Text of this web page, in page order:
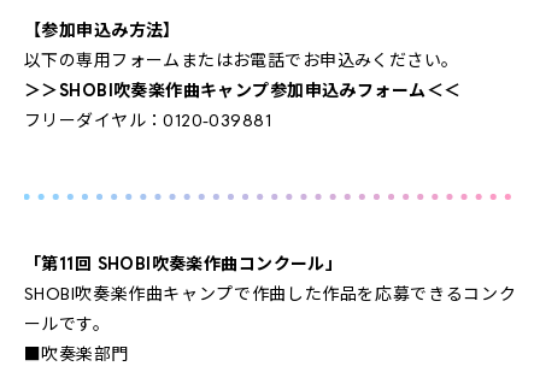
【参加申込み方法】
以下の専用フォームまたはお電話でお申込みください。
＞＞SHOBI吹奏楽作曲キャンプ参加申込みフォーム＜＜
フリーダイヤル：0120-039881
「第11回 SHOBI吹奏楽作曲コンクール」
SHOBI吹奏楽作曲キャンプで作曲した作品を応募できるコンク
ールです。
■吹奏楽部門